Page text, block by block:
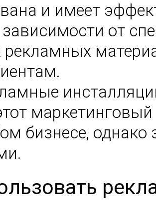
и имеет
от
рекламных
бизнесе, однако